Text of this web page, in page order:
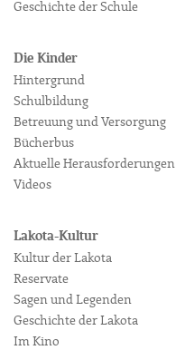
Geschichte der Schule
Die Kinder
Hintergrund
Schulbildung
Betreuung und Versorgung
Bücherbus
Aktuelle Herausforderungen
Videos
Lakota-Kultur
Kultur der Lakota
Reservate
Sagen und Legenden
Geschichte der Lakota
Im Kino